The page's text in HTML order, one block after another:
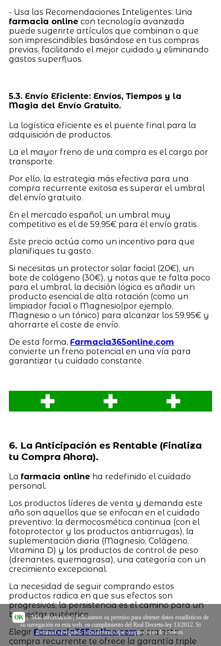
- Usa las Recomendaciones Inteligentes: Una
farmacia online con tecnología avanzada
puede sugerirte artículos que combinan o que
son imprescindibles basándose en tus compras
previas, facilitando el mejor cuidado y eliminando
gastos superfluos.
5.3. Envío Eficiente: Envíos, Tiempos y la
Magia del Envío Gratuito.
La logística eficiente es el puente final para la
adquisición de productos.
La el mayor freno de una compra es el cargo por
transporte.
Por ello, la estrategia más efectiva para una
compra recurrente exitosa es superar el umbral
del envío gratuito.
En el mercado español, un umbral muy
competitivo es el de 59,95€ para el envío gratis.
Este precio actúa como un incentivo para que
planifiques tu gasto.
Si necesitas un protector solar facial (20€), un
bote de colágeno (30€), y notas que te falta poco
para el umbral, la decisión lógica es añadir un
producto esencial de alta rotación (como un
limpiador facial o Magnesio|por ejemplo,
Magnesio o un tónico) para alcanzar los 59,95€ y
ahorrarte el coste de envío.
De esta forma, Farmacia365online.com
convierte un freno potencial en una vía para
garantizar tu cuidado constante.
6. La Anticipación es Rentable (Finaliza
tu Compra Ahora).
La farmacia online ha redefinido el cuidado
personal.
Los productos líderes de venta y demanda este
año son aquellos que se enfocan en el cuidado
preventivo: la dermocosmética continua (con el
fotoprotector y los productos antiarrugas), la
suplementación diaria (Magnesio, Colágeno,
Vitamina D) y los productos de control de peso
(drenantes, quemagrasa), una categoría con un
crecimiento excepcional.
La necesidad de seguir comprando estos
productos radica en que sus efectos son
progresivos; la persistencia es el camino para un
bienestar auténtico.
Elegir Farmacia365online.compara esta
compra recurrente te ofrece la garantía triple
OK | Más información| Solicitamos su permiso para obtener datos estadísticos de
su navegación en esta web, en cumplimiento del Real Decreto-ley 13/2012. Si
continúa navegando consideramos que acepta el uso de cookies.